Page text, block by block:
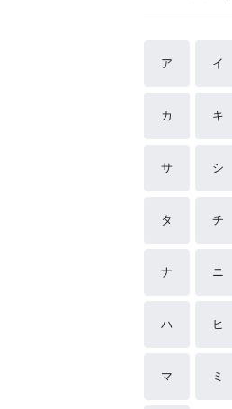
ア イ
カ キ
サ シ
タ チ
ナ ニ
ハ ヒ
マ ミ